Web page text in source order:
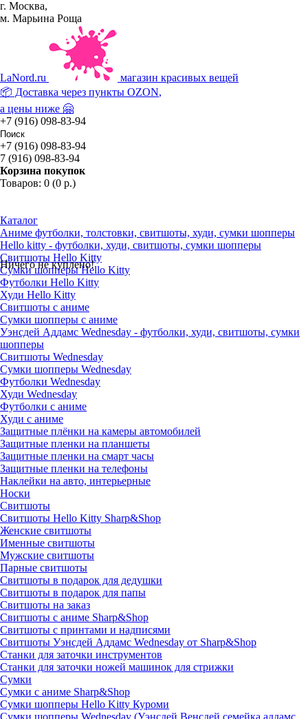
г. Москва,
м. Марьина Роща
LaNord.ru
магазин красивых вещей
📦 Доставка через пункты OZON,
а цены ниже 🤗
+7 (916) 098-83-94
+7 (916) 098-83-94
7 (916) 098-83-94
Корзина покупок
Товаров: 0 (0 р.)
Ничего не куплено!
Каталог
Аниме футболки, толстовки, свитшоты, худи, сумки шопперы
Hello kitty - футболки, худи, свитшоты, сумки шопперы
Свитшоты Hello Kitty
Сумки шопперы Hello Kitty
Футболки Hello Kitty
Худи Hello Kitty
Свитшоты с аниме
Сумки шопперы с аниме
Уэнсдей Аддамс Wednesday - футболки, худи, свитшоты, сумки
шопперы
Свитшоты Wednesday
Сумки шопперы Wednesday
Футболки Wednesday
Худи Wednesday
Футболки с аниме
Худи с аниме
Защитные плёнки на камеры автомобилей
Защитные пленки на планшеты
Защитные пленки на смарт часы
Защитные пленки на телефоны
Наклейки на авто, интерьерные
Носки
Свитшоты
Cвитшоты Hello Kitty Sharp&Shop
Женские свитшоты
Именные свитшоты
Мужские свитшоты
Парные свитшоты
Свитшоты в подарок для дедушки
Свитшоты в подарок для папы
Свитшоты на заказ
Свитшоты с аниме Sharp&Shop
Свитшоты с принтами и надписями
Свитшоты Уэнсдей Аддамс Wednesday от Sharp&Shop
Станки для заточки инструментов
Станки для заточки ножей машинок для стрижки
Сумки
Сумки с аниме Sharp&Shop
Сумки шопперы Hello Kitty Куроми
Сумки шопперы Wednesday (Уэнсдей Венсдей семейка аддамс